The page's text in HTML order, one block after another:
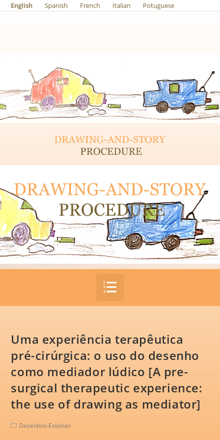
English Spanish French Italian Potuguese
Uma experiência terapêutica
pré-cirúrgica: o uso do desenho
como mediador lúdico [A pre-
surgical therapeutic experience:
the use of drawing as mediator]
Desenhos-Estórias